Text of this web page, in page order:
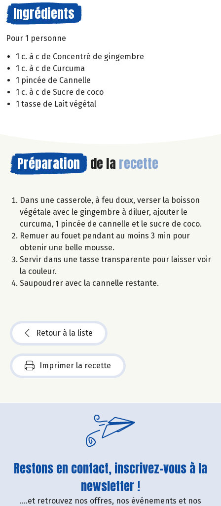
Ingrédients
Pour 1 personne
1 c. à c de Concentré de gingembre
1 c. à c de Curcuma
1 pincée de Cannelle
1 c. à c de Sucre de coco
1 tasse de Lait végétal
Préparation de la recette
Dans une casserole, à feu doux, verser la boisson
végétale avec le gingembre à diluer, ajouter le
curcuma, 1 pincée de cannelle et le sucre de coco.
Remuer au fouet pendant au moins 3 min pour
obtenir une belle mousse.
Servir dans une tasse transparente pour laisser voir
la couleur.
Saupoudrer avec la cannelle restante.
Retour à la liste
Imprimer la recette
Restons en contact, inscrivez-vous à la
newsletter !
....et retrouvez nos offres, nos événements et nos